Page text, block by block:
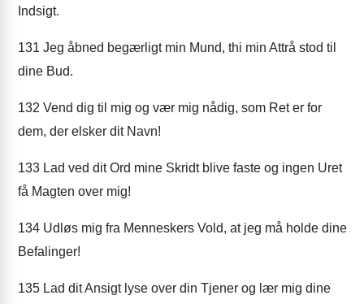
Indsigt.
131 Jeg åbned begærligt min Mund, thi min Attrå stod til
dine Bud.
132 Vend dig til mig og vær mig nådig, som Ret er for
dem, der elsker dit Navn!
133 Lad ved dit Ord mine Skridt blive faste og ingen Uret
få Magten over mig!
134 Udløs mig fra Menneskers Vold, at jeg må holde dine
Befalinger!
135 Lad dit Ansigt lyse over din Tjener og lær mig dine